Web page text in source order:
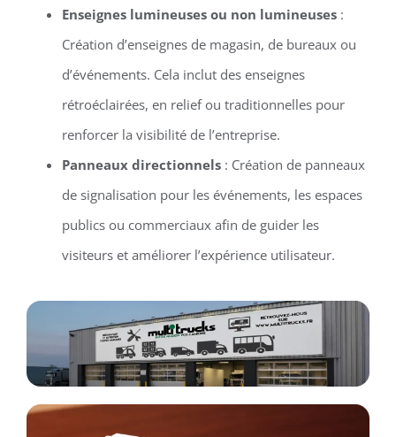
Enseignes lumineuses ou non lumineuses:
Création d’enseignes de magasin, de bureaux ou
d’événements. Cela inclut des enseignes
rétroéclairées, en relief ou traditionnelles pour
renforcer la visibilité de l’entreprise.
Panneaux directionnels: Création de panneaux
de signalisation pour les événements, les espaces
publics ou commerciaux afin de guider les
visiteurs et améliorer l’expérience utilisateur.